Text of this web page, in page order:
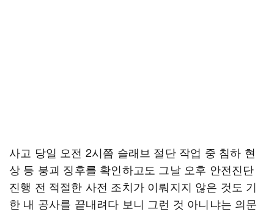
사고 당일 오전 2시쯤 슬래브 절단 작업 중 침하 현
상 등 붕괴 징후를 확인하고도 그날 오후 안전진단
진행 전 적절한 사전 조치가 이뤄지지 않은 것도 기
한 내 공사를 끝내려다 보니 그런 것 아니냐는 의문